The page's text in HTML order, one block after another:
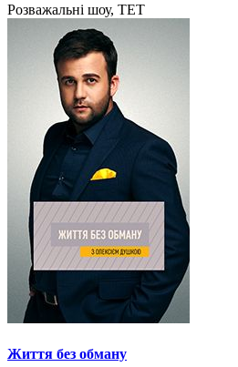
Розважальні шоу, ТЕТ
Життя без обману